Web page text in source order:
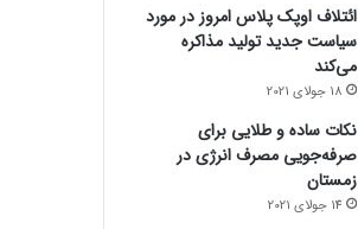
ائتلاف اوپک پلاس امروز در مورد
سیاست جدید تولید مذاکره
می‌کند
18 جولای 2021
نکات ساده و طلایی برای
صرفه‌جویی مصرف انرژی در
زمستان
14 جولای 2021